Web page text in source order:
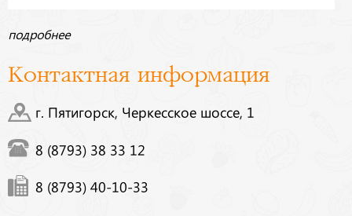
подробнее
Контактная информация
г. Пятигорск, Черкесское шоссе, 1
8 (8793) 38 33 12
8 (8793) 40-10-33